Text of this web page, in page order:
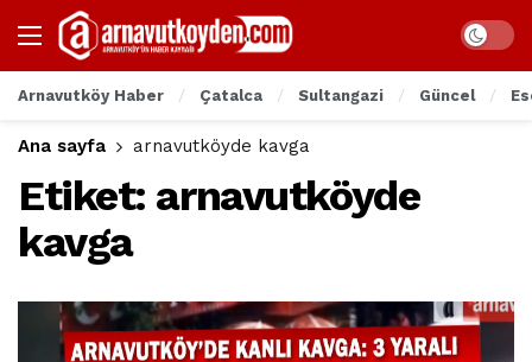
Arnavutköy Haber Çatalca Sultangazi Güncel
Ana sayfa arnavutköyde kavga
Etiket: arnavutköyde
kavga